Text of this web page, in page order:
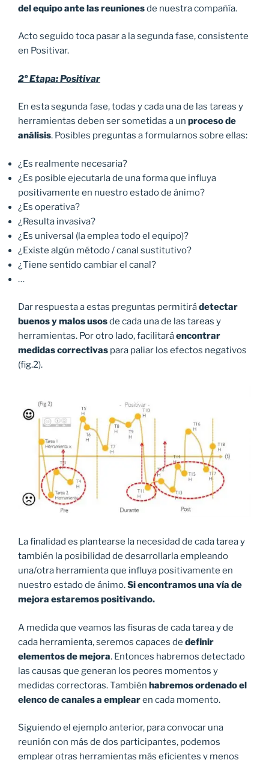
del equipo ante las reunionesde nuestra compañía.
Acto seguido toca pasar a la segunda fase, consistente
en Positivar.
2º Etapa: Positivar
En esta segunda fase, todas y cada una de las tareas y
herramientas deben ser sometidas a un proceso de
análisis. Posibles preguntas a formularnos sobre ellas:
¿Es realmente necesaria?
¿Es posible ejecutarla de una forma que influya
positivamente en nuestro estado de ánimo?
¿Es operativa?
¿Resulta invasiva?
¿Es universal (la emplea todo el equipo)?
¿Existe algún método / canal sustitutivo?
¿Tiene sentido cambiar el canal?
…
Dar respuesta a estas preguntas permitirádetectar
buenos y malos usosde cada una de las tareas y
herramientas. Por otro lado, facilitaráencontrar
medidas correctivas para paliar los efectos negativos
(fig.2).
La finalidad es plantearse la necesidad de cada tarea y
también la posibilidad de desarrollarla empleando
una/otra herramienta que influya positivamente en
nuestro estado de ánimo.Si encontramosuna vía de
mejora estaremos positivando.
A medida que veamos las fisuras de cada tarea y de
cada herramienta, seremos capaces de definir
elementos de mejora. Entonces habremos detectado
las causas que generan los peores momentos y
medidas correctoras. También habremos ordenado el
elenco de canales a emplearen cada momento.
Siguiendo el ejemplo anterior, para convocar una
reunión con más de dos participantes, podemos
emplear otras herramientas más eficientes y menos